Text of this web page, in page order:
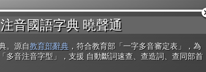
注音國語字典 曉聲通
。源自教育部辭典 ，符合教育部「一字多音審定表」，為
多音注音字型」，支援 自動斷詞速查、查造詞、查同部首